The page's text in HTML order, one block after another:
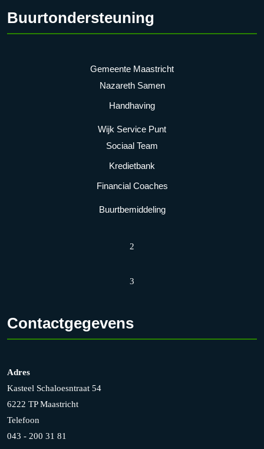
Buurtondersteuning
Gemeente Maastricht
Nazareth Samen
Handhaving
Wijk Service Punt
Sociaal Team
Kredietbank
Financial Coaches
Buurtbemiddeling
2
3
Contactgegevens
Adres
Kasteel Schaloesntraat 54
6222 TP Maastricht
Telefoon
043 - 200 31 81